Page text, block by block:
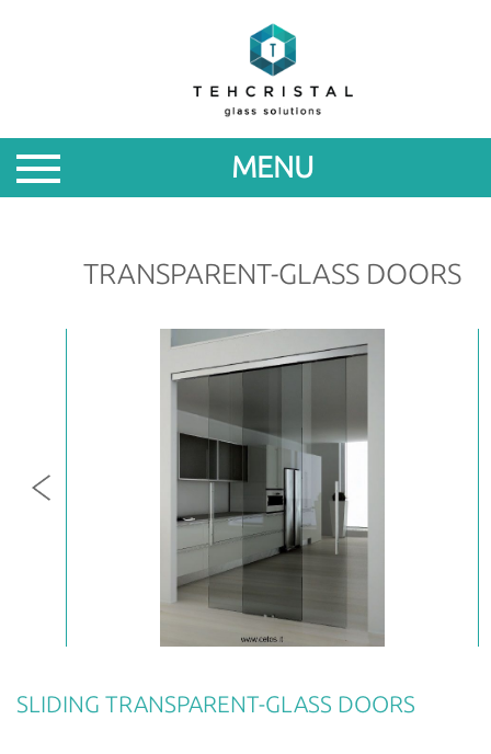
TRANSPARENT-GLASS DOORS
SLIDING TRANSPARENT-GLASS DOORS
MENU
ABOUT
PRODUCTS
PROMOTIONS
PARTNERS
CONTACTS
ROM
РУС
ENG